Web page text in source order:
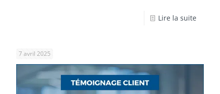
Lire la suite
7 avril 2025